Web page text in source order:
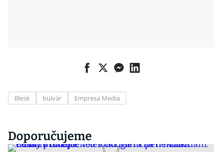
Blesk bulvár Empresa Media
Doporučujeme